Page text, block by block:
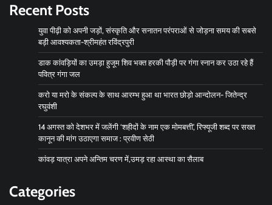
Recent Posts
युवा पीढ़ी को अपनी जड़ों, संस्कृति और सनातन परंपराओं से जोड़ना समय की सबसे
बड़ी आवश्यकता-श्रीमहंत रविंद्रपुरी
डाक कांवड़ियों का उमड़ा हुजूम शिव भक्त हरकी पौड़ी पर गंगा स्नान कर उठा रहे हैं
पवित्र गंगा जल
करो या मरो के संकल्प के साथ आरम्भ हुआ था भारत छोड़ो आन्दोलन- जितेन्द्र
रघुवंशी
14 अगस्त को देशभर में जलेंगी ‘शहीदों के नाम एक मोमबत्ती’, रिफ्यूजी शब्द पर सख्त
कानून की मांग उठाएगा समाज : प्रवीण सेठी
कांवड़ यात्रा अपने अन्तिम चरण में,उमड़ रहा आस्था का सैलाब
Categories